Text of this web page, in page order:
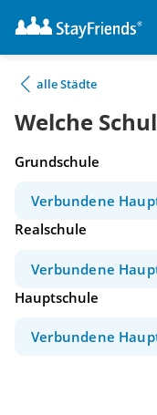
alle Städte
Welche
Grundschule
Verbundene
Realschule
Verbundene
Hauptschule
Verbundene